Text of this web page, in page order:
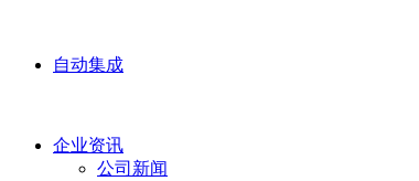
自动集成
企业资讯
公司新闻